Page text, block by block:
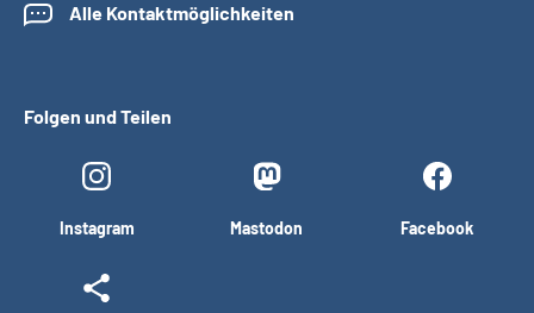
Alle Kontaktmöglichkeiten
Folgen und Teilen
Instagram Mastodon Facebook